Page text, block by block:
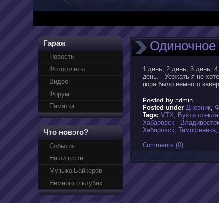
Гараж
Новости
Фотоотчеты
Видео
Форум
Памятка
Что нового?
События
Наши гости
Музыка Байкеров
Немного о клубах
1 день, 2 день, 3 день,
день. Уезжать я не
пора было немного
Posted by admin
Posted under Дневник,
Tags: VTX, Бухта
Хабаровск - Владивосток
Хабаровск, Тимофеевка,
Comments (0)